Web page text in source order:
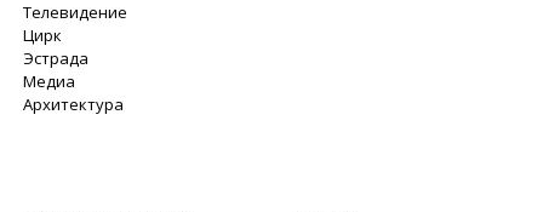
Телевидение
Цирк
Эстрада
Медиа
Архитектура